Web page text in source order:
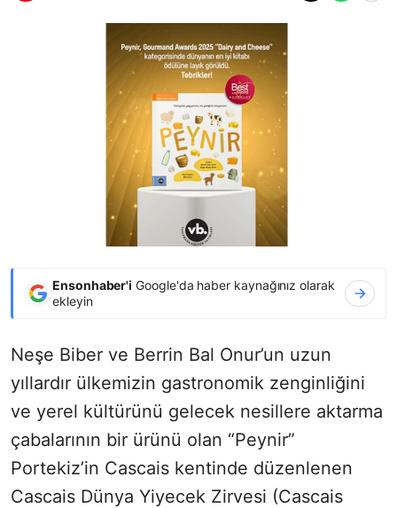
Ensonhaber'i Google'da haber kaynağınız olarak
ekleyin
Neşe Biber ve Berrin Bal Onur’un uzun
yıllardır ülkemizin gastronomik zenginliğini
ve yerel kültürünü gelecek nesillere aktarma
çabalarının bir ürünü olan “Peynir”
Portekiz’in Cascais kentinde düzenlenen
Cascais Dünya Yiyecek Zirvesi (Cascais